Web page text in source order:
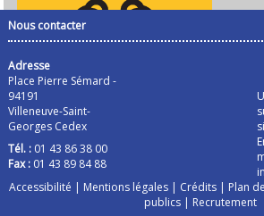
Nous contacter
Adresse
Place Pierre Sémard -
94191
Villeneuve-Saint-
Georges Cedex
Tél. :01 43 86 38 00
Fax :01 43 89 84 88
Accessibilité | Mentions légales | Crédits | Plan
publics | Recrutement